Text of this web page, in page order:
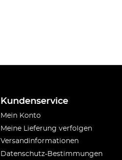
Kundenservice
Mein Konto
Meine Lieferung verfolgen
Versandinformationen
Datenschutz-Bestimmungen